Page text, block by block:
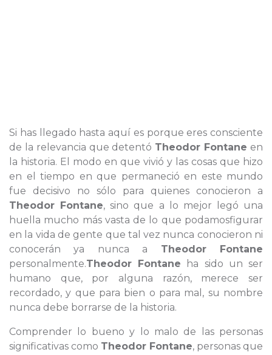
Si has llegado hasta aquí es porque eres consciente
de la relevancia que detentó Theodor Fontane en
la historia. El modo en que vivió y las cosas que hizo
en el tiempo en que permaneció en este mundo
fue decisivo no sólo para quienes conocieron a
Theodor Fontane, sino que a lo mejor legó una
huella mucho más vasta de lo que podamosfigurar
en la vida de gente que tal vez nunca conocieron ni
conocerán ya nunca a Theodor Fontane
personalmente.Theodor Fontane ha sido un ser
humano que, por alguna razón, merece ser
recordado, y que para bien o para mal, su nombre
nunca debe borrarse de la historia.
Comprender lo bueno y lo malo de las personas
significativas como Theodor Fontane, personas que